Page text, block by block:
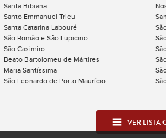
Santa Bibiana
Santo Emmanuel Trieu
Santa Catarina Labouré
São Romão e São Lupicino
São Casimiro
Beato Bartolomeu de Mártires
Maria Santíssima
São Leonardo de Porto Maurício
VER LISTA